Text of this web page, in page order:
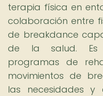
terapia física en
colaboración entre
de breakdance
de la salud. Es
programas de
movimientos de
las necesidades